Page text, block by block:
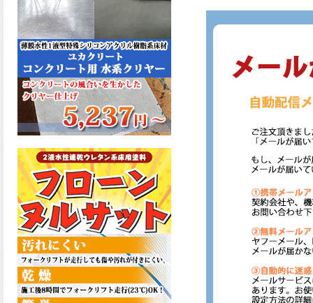
耐擦り傷性、耐摩耗性に優れ
た機能を発揮、フローンフル
トップが新しく販売開始致し
ました。ご購入はこちらか
ら。
2026.06.29
コストを重視しした材料で、
優れた性能と高品質で高度な
防水機能を発揮、フローン12
た。ご購入はこちらから。
2026.06.29
数多くの施工実績を持つ信頼
性の高い塗材 優れた性能と高
品質で高度な防水機能を発
揮、フローン11が新しく販売
開始致しました。ご購入はこ
ちらから。
2026.05.26
コンクリート特有の質感やム